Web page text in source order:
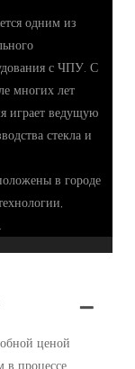
одним из
с ЧПУ. С
многих лет
играет ведущую
стекла и
в городе
ценой
в процессе